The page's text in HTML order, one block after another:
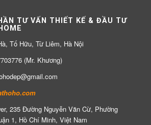
TƯ VẤN THIẾT KẾ & ĐẦU TƯ
Tố Hữu, Từ Liêm, Hà Nội
(Mr. Khương)
235 Đường Nguyễn Văn Cừ, Phường
1, Hồ Chí Minh, Việt Nam